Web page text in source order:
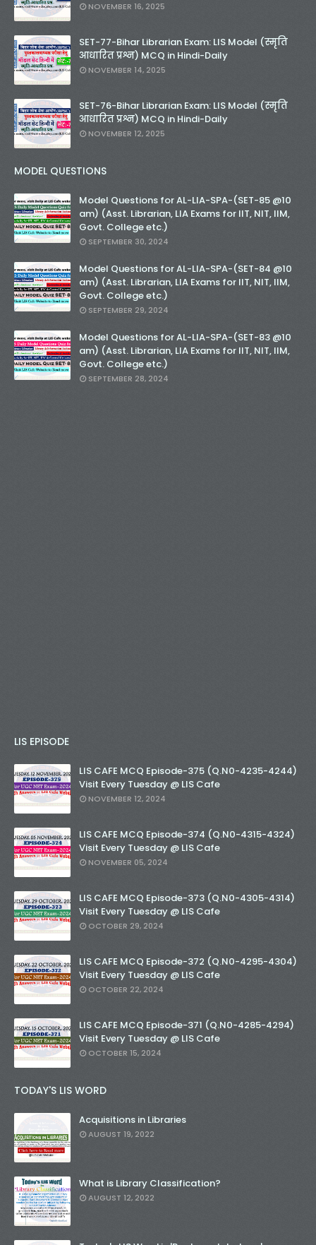
NOVEMBER 16, 2025
SET-77-Bihar Librarian Exam: LIS Model (स्मृति
आधारित प्रश्न) MCQ in Hindi-Daily
NOVEMBER 14, 2025
SET-76-Bihar Librarian Exam: LIS Model (स्मृति
आधारित प्रश्न) MCQ in Hindi-Daily
NOVEMBER 12, 2025
MODEL QUESTIONS
Model Questions for AL-LIA-SPA-(SET-85 @10
am) (Asst. Librarian, LIA Exams for IIT, NIT, IIM,
Govt. College etc.)
SEPTEMBER 30, 2024
Model Questions for AL-LIA-SPA-(SET-84 @10
am) (Asst. Librarian, LIA Exams for IIT, NIT, IIM,
Govt. College etc.)
SEPTEMBER 29, 2024
Model Questions for AL-LIA-SPA-(SET-83 @10
am) (Asst. Librarian, LIA Exams for IIT, NIT, IIM,
Govt. College etc.)
SEPTEMBER 28, 2024
LIS EPISODE
LIS CAFE MCQ Episode-375 (Q.N0-4235-4244)
Visit Every Tuesday @ LIS Cafe
NOVEMBER 12, 2024
LIS CAFE MCQ Episode-374 (Q.N0-4315-4324)
Visit Every Tuesday @ LIS Cafe
NOVEMBER 05, 2024
LIS CAFE MCQ Episode-373 (Q.N0-4305-4314)
Visit Every Tuesday @ LIS Cafe
OCTOBER 29, 2024
LIS CAFE MCQ Episode-372 (Q.N0-4295-4304)
Visit Every Tuesday @ LIS Cafe
OCTOBER 22, 2024
LIS CAFE MCQ Episode-371 (Q.N0-4285-4294)
Visit Every Tuesday @ LIS Cafe
OCTOBER 15, 2024
TODAY'S LIS WORD
Acquisitions in Libraries
AUGUST 19, 2022
What is Library Classification?
AUGUST 12, 2022